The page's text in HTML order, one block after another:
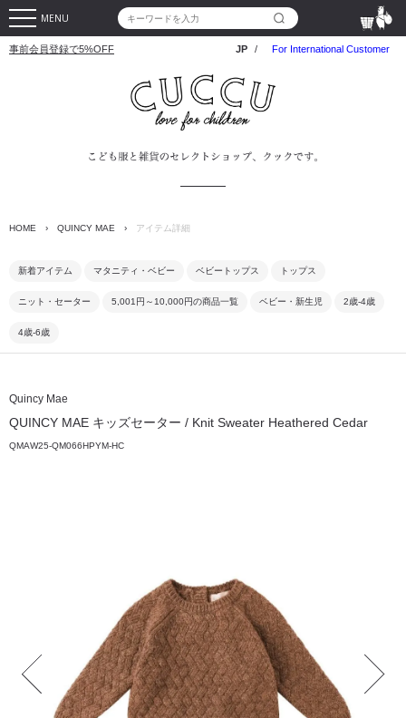
MENU
事前会員登録で5%OFF JP / For International Customer
HOME › QUINCY MAE › アイテム詳細
新着アイテム マタニティ・ベビー ベビートップス トップス
ニット・セーター 5,001円～10,000円の商品一覧 ベビー・新生児 2歳-4歳
4歳-6歳
Quincy Mae
QUINCY MAE キッズセーター / Knit Sweater Heathered Cedar
QMAW25-QM066HPYM-HC